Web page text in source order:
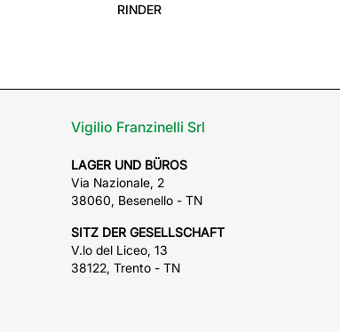
RINDER
Vigilio Franzinelli Srl
LAGER UND BÜROS
Via Nazionale, 2
38060, Besenello - TN
SITZ DER GESELLSCHAFT
V.lo del Liceo, 13
38122, Trento - TN